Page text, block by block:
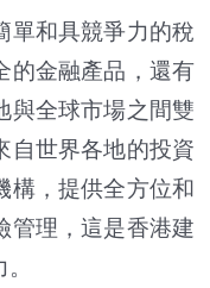
單和具競爭力的稅
的金融產品，還有
與全球市場之間雙
自世界各地的投資
構，提供全方位和
管理，這是香港建